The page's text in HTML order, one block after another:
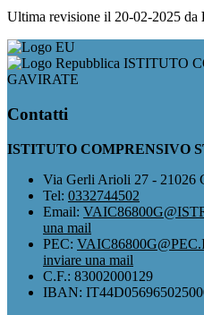
Ultima revisione il 20-02-2025 da
ISTITUTO
GAVIRATE
Contatti
ISTITUTO COMPRENSIVO
Via Gerli Arioli 27 - 21026
Tel: 0332744502
Email:
una mail
PEC:
inviare una mail
C.F.: 83002000129
IBAN: